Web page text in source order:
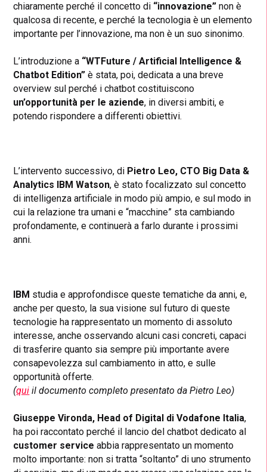
chiaramente perché il concetto di “innovazione” non è
qualcosa di recente, e perché la tecnologia è un elemento
importante per l’innovazione, ma non è un suo sinonimo.
L’introduzione a “WTFuture / Artificial Intelligence &
Chatbot Edition” è stata, poi, dedicata a una breve
overview sul perché i chatbot costituiscono
un’opportunità per le aziende, in diversi ambiti, e
potendo rispondere a differenti obiettivi.
L’intervento successivo, di Pietro Leo, CTO Big Data &
Analytics IBM Watson, è stato focalizzato sul concetto
di intelligenza artificiale in modo più ampio, e sul modo in
cui la relazione tra umani e “macchine” sta cambiando
profondamente, e continuerà a farlo durante i prossimi
anni.
IBM studia e approfondisce queste tematiche da anni, e,
anche per questo, la sua visione sul futuro di queste
tecnologie ha rappresentato un momento di assoluto
interesse, anche osservando alcuni casi concreti, capaci
di trasferire quanto sia sempre più importante avere
consapevolezza sul cambiamento in atto, e sulle
opportunità offerte.
(qui il documento completo presentato da Pietro Leo)
Giuseppe Vironda, Head of Digital di Vodafone Italia,
ha poi raccontato perché il lancio del chatbot dedicato al
customer service abbia rappresentato un momento
molto importante: non si tratta “soltanto” di uno strumento